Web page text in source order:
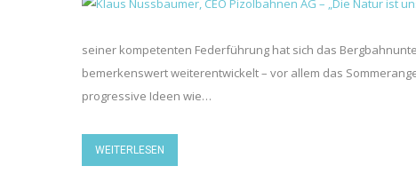
seiner kompetenten Federführung hat sich das
bemerkenswert weiterentwickelt – vor allem das
progressive Ideen wie…
WEITERLESEN